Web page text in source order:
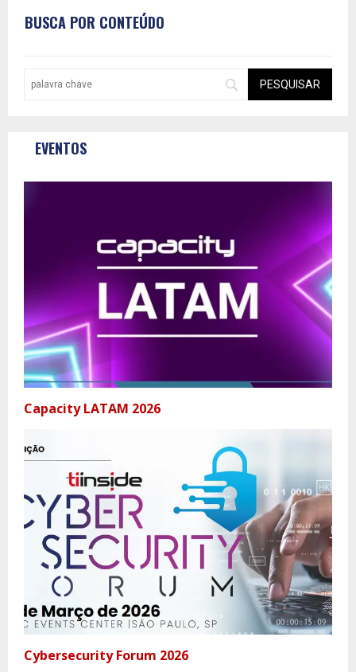
BUSCA POR CONTEÚDO
EVENTOS
Capacity LATAM 2026
Cybersecurity Forum 2026